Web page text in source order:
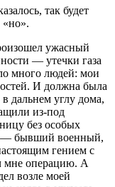
так будет
«но».
ужасный
— утечки газа
много людей: мои
И должна была
дальнем углу дома,
из-под
без особых
— бывший военный,
гением с
мне операцию. А
возле моей